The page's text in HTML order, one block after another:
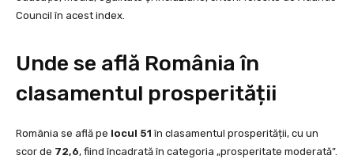
Council în acest index.
Unde se află România în
clasamentul prosperității
România se află pe locul 51 în clasamentul prosperității, cu un
scor de 72,6, fiind încadrată în categoria „prosperitate moderată”.